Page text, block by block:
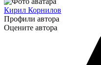
Кирил Корнилов
Профили автора
Оцените автора